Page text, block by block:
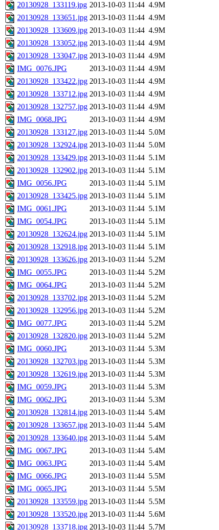
20130928_133119.jpg 2013-10-03 11:44 4.9M
20130928_133651.jpg 2013-10-03 11:44 4.9M
20130928_133609.jpg 2013-10-03 11:44 4.9M
20130928_133052.jpg 2013-10-03 11:44 4.9M
20130928_133047.jpg 2013-10-03 11:44 4.9M
IMG_0076.JPG
2013-10-03 11:44 4.9M
20130928_133422.jpg 2013-10-03 11:44 4.9M
20130928_133712.jpg 2013-10-03 11:44 4.9M
20130928_132757.jpg 2013-10-03 11:44 4.9M
IMG_0068.JPG
2013-10-03 11:44 4.9M
20130928_133127.jpg 2013-10-03 11:44 5.0M
20130928_132924.jpg 2013-10-03 11:44 5.0M
20130928_133429.jpg 2013-10-03 11:44 5.1M
20130928_132902.jpg 2013-10-03 11:44 5.1M
IMG_0056.JPG
2013-10-03 11:44 5.1M
20130928_133425.jpg 2013-10-03 11:44 5.1M
IMG_0061.JPG
2013-10-03 11:44 5.1M
IMG_0054.JPG
2013-10-03 11:44 5.1M
20130928_132624.jpg 2013-10-03 11:44 5.1M
20130928_132918.jpg 2013-10-03 11:44 5.1M
20130928_133626.jpg 2013-10-03 11:44 5.2M
IMG_0055.JPG
2013-10-03 11:44 5.2M
IMG_0064.JPG
2013-10-03 11:44 5.2M
20130928_133702.jpg 2013-10-03 11:44 5.2M
20130928_132956.jpg 2013-10-03 11:44 5.2M
IMG_0077.JPG
2013-10-03 11:44 5.2M
20130928_132820.jpg 2013-10-03 11:44 5.2M
IMG_0060.JPG
2013-10-03 11:44 5.3M
20130928_132703.jpg 2013-10-03 11:44 5.3M
20130928_132619.jpg 2013-10-03 11:44 5.3M
IMG_0059.JPG
2013-10-03 11:44 5.3M
IMG_0062.JPG
2013-10-03 11:44 5.3M
20130928_132814.jpg 2013-10-03 11:44 5.4M
20130928_133657.jpg 2013-10-03 11:44 5.4M
20130928_133640.jpg 2013-10-03 11:44 5.4M
IMG_0067.JPG
2013-10-03 11:44 5.4M
IMG_0063.JPG
2013-10-03 11:44 5.4M
IMG_0066.JPG
2013-10-03 11:44 5.5M
IMG_0065.JPG
2013-10-03 11:44 5.5M
20130928_133559.jpg 2013-10-03 11:44 5.5M
20130928_133520.jpg 2013-10-03 11:44 5.6M
20130928_133718.jpg 2013-10-03 11:44 5.7M